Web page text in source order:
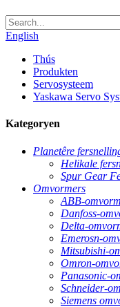
English
Thús
Produkten
Servosysteem
Yaskawa Servo
Kategoryen
Planetêre
Helikale
Spur Gear
Omvormers
ABB-
Danfoss-
Delta-
Emerosn-
Mitsubishi-
Omron-
Panasonic-
Schneider-
Siemens